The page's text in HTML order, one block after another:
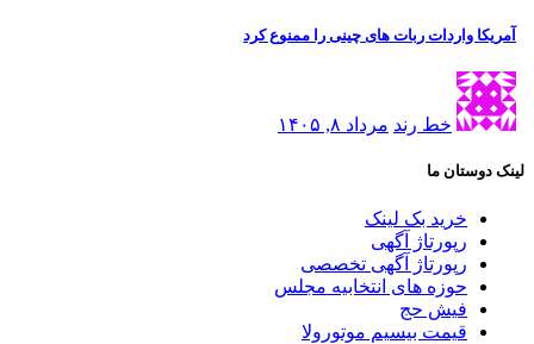
آمریکا واردات ربات های چینی را ممنوع کرد
خط رند مرداد ۸, ۱۴۰۵
لینک دوستان ما
خرید بک لینک
رپورتاژ آگهی
رپورتاژ آگهی تخصصی
حوزه های انتخابیه مجلس
فیش حج
قیمت بیسیم موتورولا